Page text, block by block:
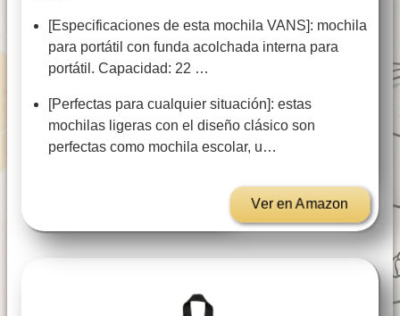
[Especificaciones de esta mochila VANS]: mochila
para portátil con funda acolchada interna para
portátil. Capacidad: 22 …
[Perfectas para cualquier situación]: estas
mochilas ligeras con el diseño clásico son
perfectas como mochila escolar, u…
Ver en Amazon